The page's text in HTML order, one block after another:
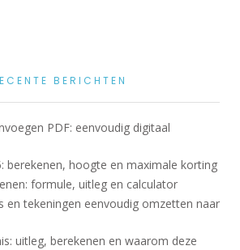
BERICHTEN
PDF: eenvoudig digitaal
berekenen, hoogte en maximale korting
formule, uitleg en calculator
en tekeningen eenvoudig omzetten naar
uitleg, berekenen en waarom deze